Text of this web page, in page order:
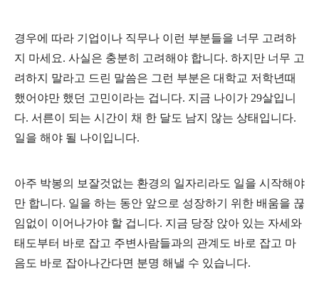
경우에 따라 기업이나 직무나 이런 부분들을 너무 고려하
지 마세요. 사실은 충분히 고려해야 합니다. 하지만 너무 고
려하지 말라고 드린 말씀은 그런 부분은 대학교 저학년때
했어야만 했던 고민이라는 겁니다. 지금 나이가 29살입니
다. 서른이 되는 시간이 채 한 달도 남지 않는 상태입니다.
일을 해야 될 나이입니다.
아주 박봉의 보잘것없는 환경의 일자리라도 일을 시작해야
만 합니다. 일을 하는 동안 앞으로 성장하기 위한 배움을 끊
임없이 이어나가야 할 겁니다. 지금 당장 앉아 있는 자세와
태도부터 바로 잡고 주변사람들과의 관계도 바로 잡고 마
음도 바로 잡아나간다면 분명 해낼 수 있습니다.